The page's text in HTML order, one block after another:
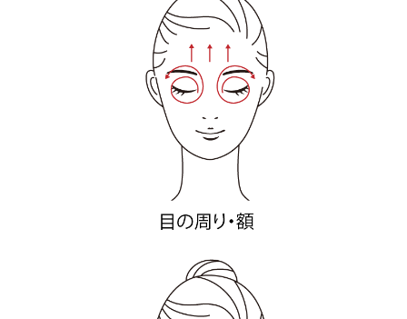
トライアルキット
ベストコスメ受賞商品
メイク・ボディ・ヘアケア
通販限定商品